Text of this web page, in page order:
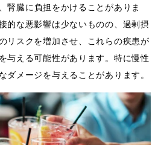
腎臓に負担をかけることがありま
的な悪影響は少ないものの、過剰摂
リスクを増加させ、これらの疾患が
与える可能性があります。特に慢性
ダメージを与えることがあります。